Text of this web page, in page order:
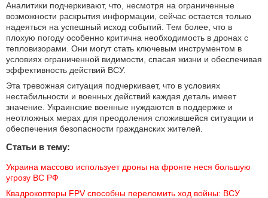
Аналитики подчеркивают, что, несмотря на ограниченные
возможности раскрытия информации, сейчас остается только
надеяться на успешный исход событий. Тем более, что в
плохую погоду особенно критична необходимость в дронах с
тепловизорами. Они могут стать ключевым инструментом в
условиях ограниченной видимости, спасая жизни и обеспечивая
эффективность действий ВСУ.
Эта тревожная ситуация подчеркивает, что в условиях
нестабильности и военных действий каждая деталь имеет
значение. Украинские военные нуждаются в поддержке и
неотложных мерах для преодоления сложившейся ситуации и
обеспечения безопасности гражданских жителей.
Статьи в тему:
Украина массово использует дроны на фронте неся большую
угрозу ВС РФ
Квадрокоптеры FPV способны переломить ход войны: ВСУ